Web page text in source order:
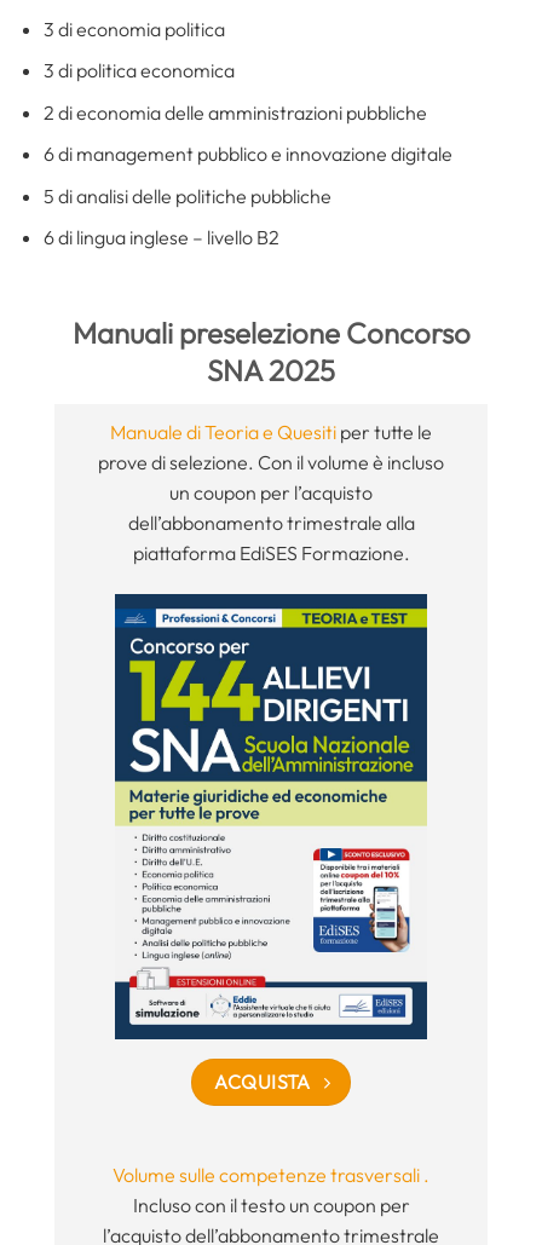
3 di economia politica
3 di politica economica
2 di economia delle amministrazioni pubbliche
6 di management pubblico e innovazione digitale
5 di analisi delle politiche pubbliche
6 di lingua inglese – livello B2
Manuali preselezione Concorso
SNA 2025
Manuale di Teoria e Quesiti per tutte le
prove di selezione. Con il volume è incluso
un coupon per l’acquisto
dell’abbonamento trimestrale alla
piattaforma EdiSES Formazione.
ACQUISTA
Volume sulle competenze trasversali .
Incluso con il testo un coupon per
l’acquisto dell’abbonamento trimestrale